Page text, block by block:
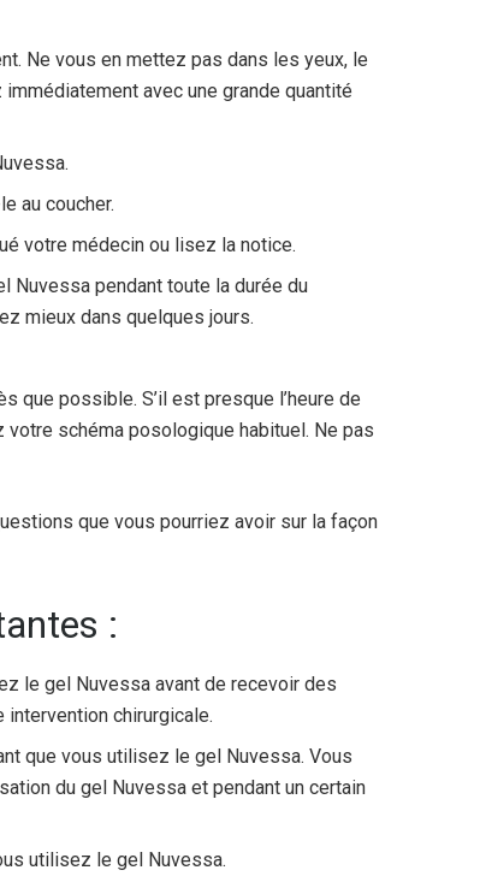
Ne vous en mettez pas dans les yeux, le
avec une grande quantité
au coucher.
votre médecin ou lisez la notice.
Nuvessa pendant toute la durée du
mieux dans quelques jours.
que possible. S’il est presque l’heure de
schéma posologique habituel. Ne pas
que vous pourriez avoir sur la façon
:
le gel Nuvessa avant de recevoir des
intervention chirurgicale.
que vous utilisez le gel Nuvessa. Vous
du gel Nuvessa et pendant un certain
utilisez le gel Nuvessa.